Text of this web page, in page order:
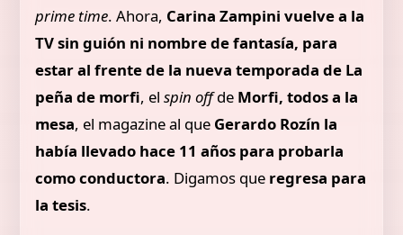
prime time. Ahora, Carina Zampini vuelve a la
TV sin guión ni nombre de fantasía, para
estar al frente de la nueva temporada de La
peña de morfi, elspin offde Morfi, todos a la
mesa, el magazine al que Gerardo Rozín la
había llevado hace 11 años para probarla
como conductora. Digamos que regresa para
la tesis.